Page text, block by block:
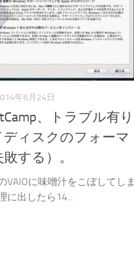
年6月24日
、トラブル有り
ディスクのフォーマ
する）。
VAIOに味噌汁をこぼしてしま
に出したら14...